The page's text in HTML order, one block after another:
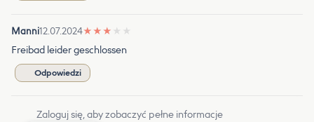
Manni12.07.2024★ ★ ★ ★ ★
Freibad leider geschlossen
Odpowiedzi
Zaloguj się, aby zobaczyć pełne informacje